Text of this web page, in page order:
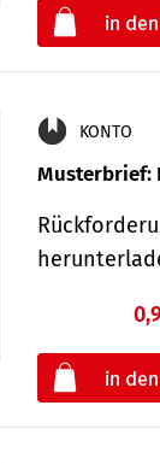
KONTO
Musterbrief: